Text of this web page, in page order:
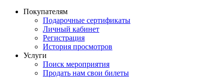
Покупателям
Подарочные сертификаты
Личный кабинет
Регистрация
История просмотров
Услуги
Поиск мероприятия
Продать нам свои билеты